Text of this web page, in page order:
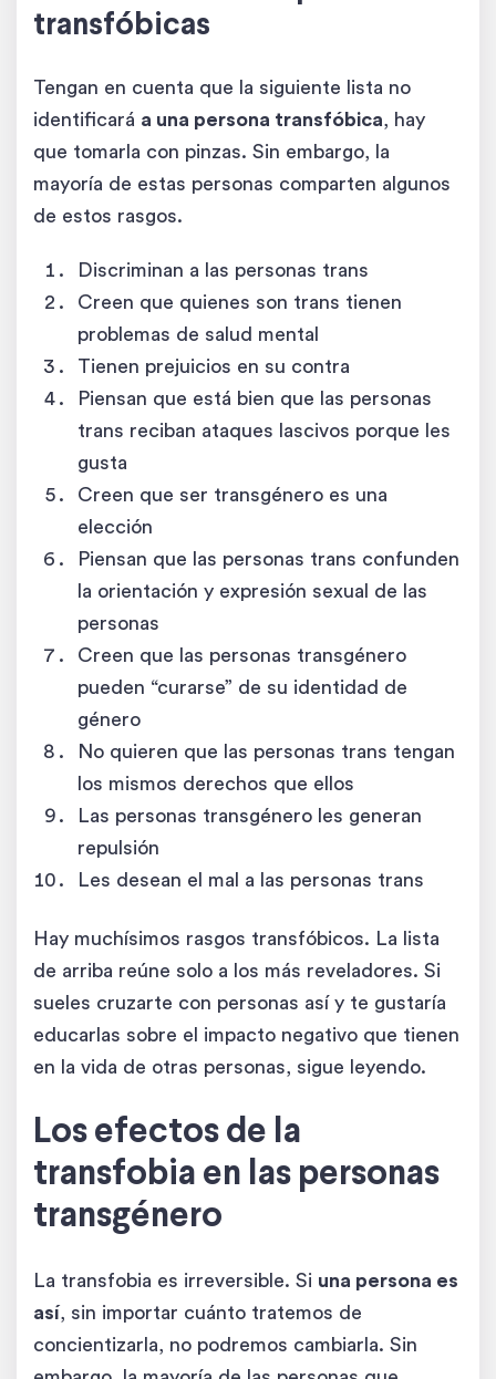
transfóbicas
Tengan en cuenta que la siguiente lista no
identificará a una persona transfóbica, hay
que tomarla con pinzas. Sin embargo, la
mayoría de estas personas comparten algunos
de estos rasgos.
Discriminan a las personas trans
Creen que quienes son trans tienen
problemas de salud mental
Tienen prejuicios en su contra
Piensan que está bien que las personas
trans reciban ataques lascivos porque les
gusta
Creen que ser transgénero es una
elección
Piensan que las personas trans confunden
la orientación y expresión sexual de las
personas
Creen que las personas transgénero
pueden “curarse” de su identidad de
género
No quieren que las personas trans tengan
los mismos derechos que ellos
Las personas transgénero les generan
repulsión
Les desean el mal a las personas trans
Hay muchísimos rasgos transfóbicos. La lista
de arriba reúne solo a los más reveladores. Si
sueles cruzarte con personas así y te gustaría
educarlas sobre el impacto negativo que tienen
en la vida de otras personas, sigue leyendo.
Los efectos de la
transfobia en las personas
transgénero
La transfobia es irreversible. Si una persona es
así, sin importar cuánto tratemos de
concientizarla, no podremos cambiarla. Sin